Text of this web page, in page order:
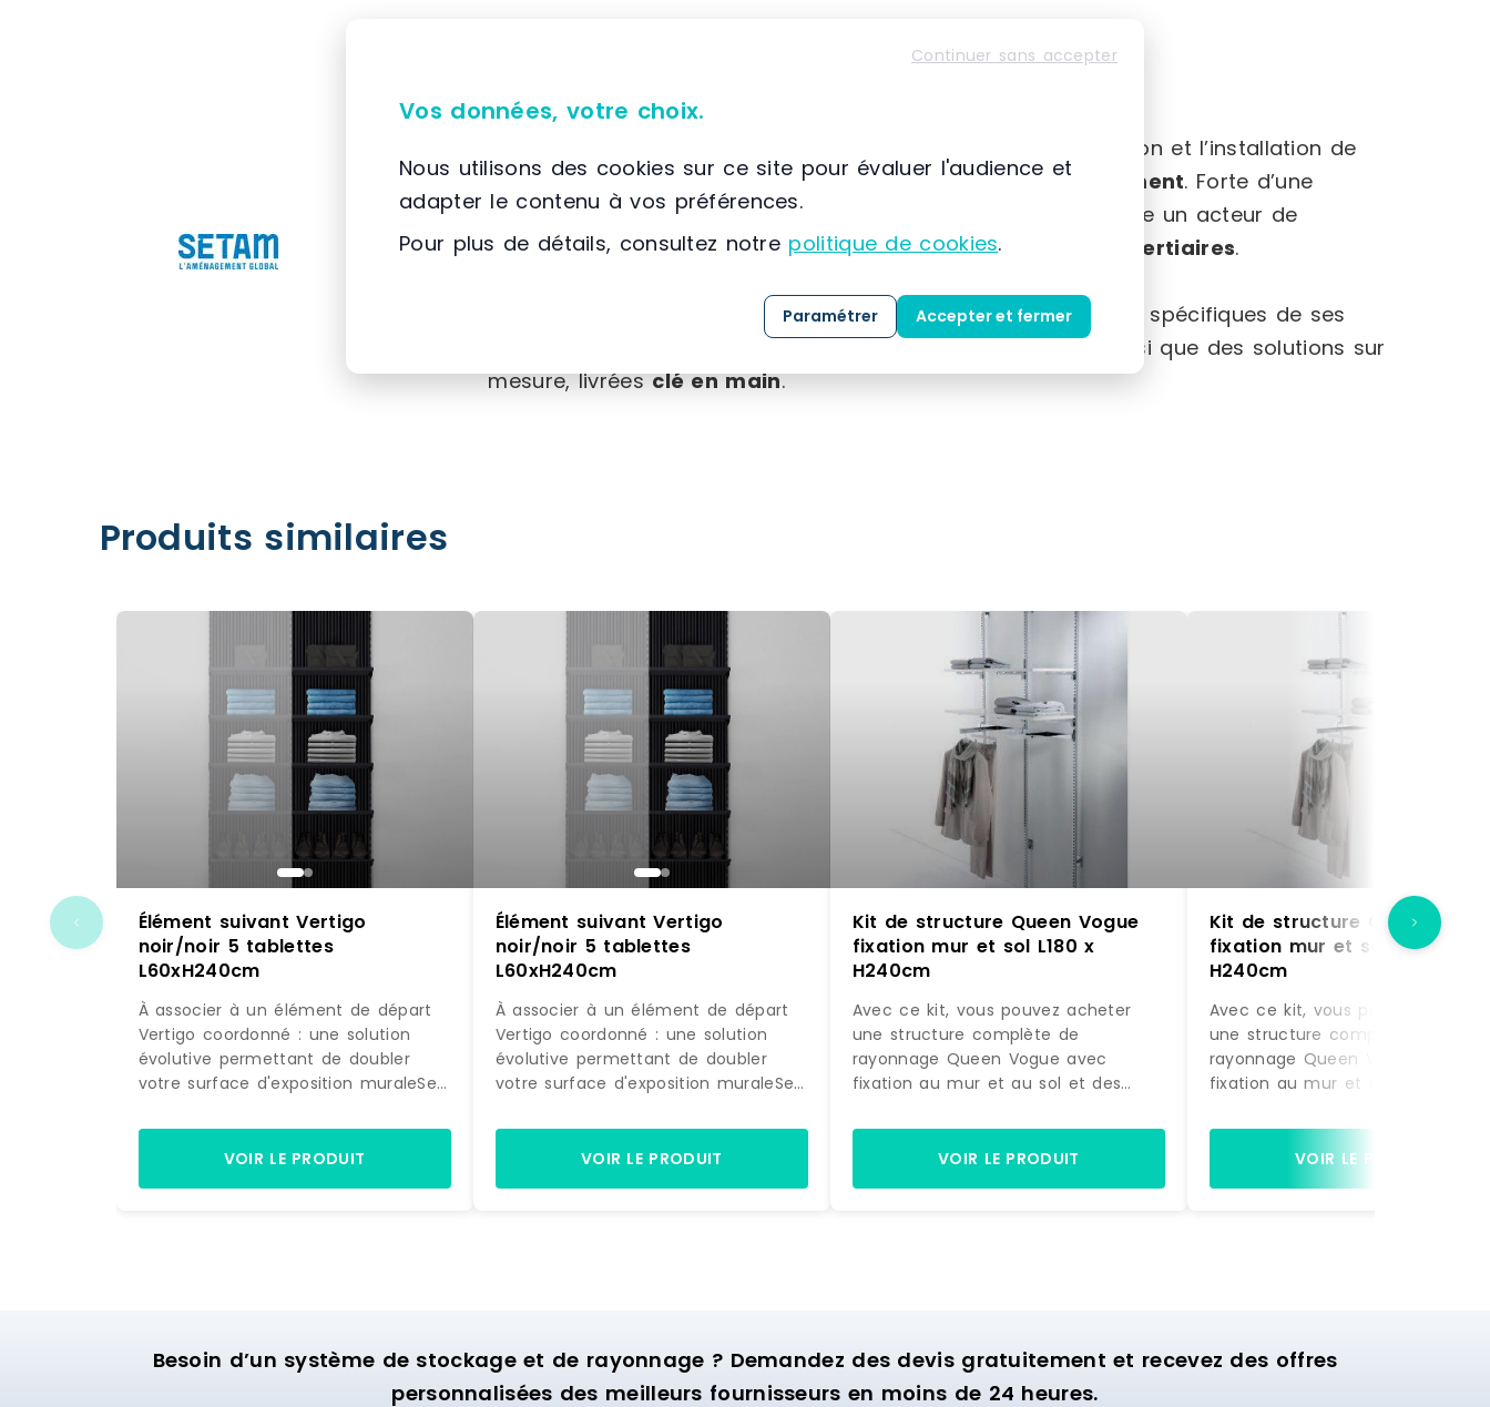
📌 Située à France, SCIONZIER, (74) Auvergne-Rhône-Alpes
est spécialisée dans la conception, la commercialisation et l’installation de
solutions dédiées au stockage, auclassementet aurangement. Forte d’une
expertise développée depuis 1974, l’entreprise s’impose comme un acteur de
référence dans l’aménagement des espaces industriels et tertiaires.
Grâce à une maîtrise approfondie des métiers et des besoins spécifiques de ses
clients, SETAM propose une gamme complète de produits ainsi que des solutions sur
mesure, livréesclé en main.
Produits similaires
Élément suivant Vertigo
noir/noir 5 tablettes
L60xH240cm
À associer à un élément de départ
Vertigo coordonné : une solution
évolutive permettant de doubler
votre surface d'exposition muraleSe
initiale : pour une pose simple et
astucieuseDesign différenciant :
donne beaucoup de caractère à
souhaitez maximiser son impact
visuel, ne cherchez pas plus loin et
découvrez cet élément suivant
VOIR LE PRODUIT
Élément suivant Vertigo
noir/noir 5 tablettes
L60xH240cm
À associer à un élément de départ
Vertigo coordonné : une solution
évolutive permettant de doubler
votre surface d'exposition muraleSe
initiale : pour une pose simple et
astucieuseDesign différenciant :
donne beaucoup de caractère à
souhaitez maximiser son impact
visuel, ne cherchez pas plus loin et
découvrez cet élément suivant
VOIR LE PRODUIT
Kit de structure Queen Vogue
fixation mur et sol L180 x
H240cm
Avec ce kit, vous pouvez acheter
une structure complète de
rayonnage Queen Vogue avec
fixation au mur et au sol et des
la photo, prête à être montée.
Equipée de 4 étagères et de 2 bras
de suspension, cette structure est
VOIR LE PRODUIT
Kit de structure Queen
fixation mur et sol L180 x
H240cm
Avec ce kit, vous pouvez acheter
une structure complète de
rayonnage Queen Vogue avec
fixation au mur et au sol et des
la photo, prête à être montée.
Equipée de 4 étagères et de 2
de suspension, cette structure
VOIR LE PRODUIT
Besoin d’un système de stockage et de rayonnage ? Demandez des devis gratuitement et recevez des offres
personnalisées des meilleurs fournisseurs en moins de 24 heures.
Continuer sans accepter
Vos données, votre choix.
Nous utilisons des cookies sur ce site pour évaluer l'audience et
adapter le contenu à vos préférences.
Pour plus de détails, consultez notre politique de cookies.
Paramétrer Accepter et fermer